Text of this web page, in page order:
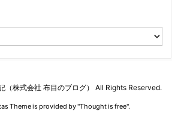
（株式会社 布目のブログ） All Rights Reserved.
Theme is provided by "Thought is free".